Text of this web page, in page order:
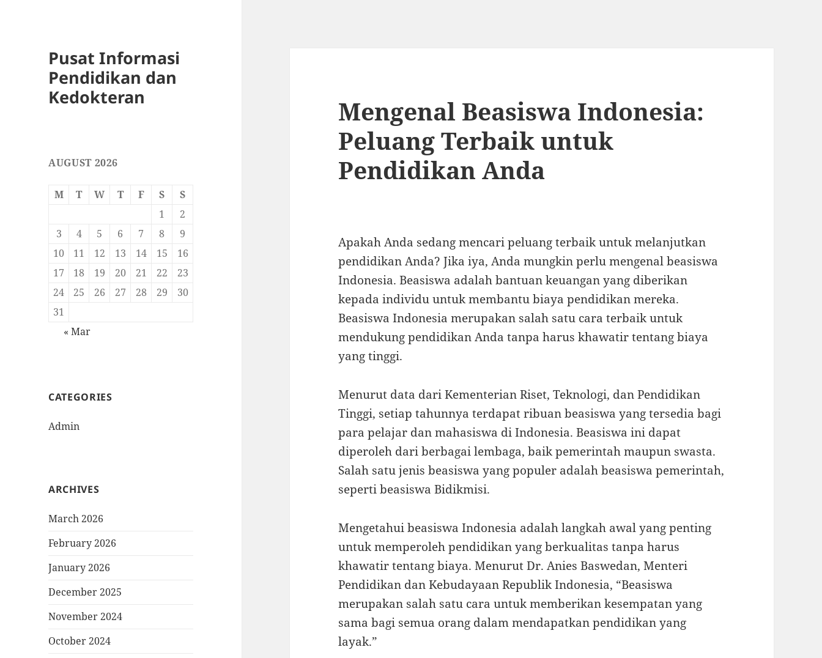
Pusat Informasi
Pendidikan dan
Kedokteran
AUGUST 2026
M T W T F S
S
1
2
3
4 5 6 7 8
9
10
11 12 13 14 15
16
17
18 19 20 21 22
23
24
25 26 27 28 29
30
31
« Mar
CATEGORIES
Admin
ARCHIVES
March 2026
February 2026
January 2026
December 2025
November 2024
October 2024
Mengenal Beasiswa Indonesia:
Peluang Terbaik untuk
Pendidikan Anda
Apakah Anda sedang mencari peluang terbaik untuk melanjutkan
pendidikan Anda? Jika iya, Anda mungkin perlu mengenal beasiswa
Indonesia. Beasiswa adalah bantuan keuangan yang diberikan
kepada individu untuk membantu biaya pendidikan mereka.
Beasiswa Indonesia merupakan salah satu cara terbaik untuk
mendukung pendidikan Anda tanpa harus khawatir tentang biaya
yang tinggi.
Menurut data dari Kementerian Riset, Teknologi, dan Pendidikan
Tinggi, setiap tahunnya terdapat ribuan beasiswa yang tersedia bagi
para pelajar dan mahasiswa di Indonesia. Beasiswa ini dapat
diperoleh dari berbagai lembaga, baik pemerintah maupun swasta.
Salah satu jenis beasiswa yang populer adalah beasiswa pemerintah,
seperti beasiswa Bidikmisi.
Mengetahui beasiswa Indonesia adalah langkah awal yang penting
untuk memperoleh pendidikan yang berkualitas tanpa harus
khawatir tentang biaya. Menurut Dr. Anies Baswedan, Menteri
Pendidikan dan Kebudayaan Republik Indonesia, “Beasiswa
merupakan salah satu cara untuk memberikan kesempatan yang
sama bagi semua orang dalam mendapatkan pendidikan yang
layak.”